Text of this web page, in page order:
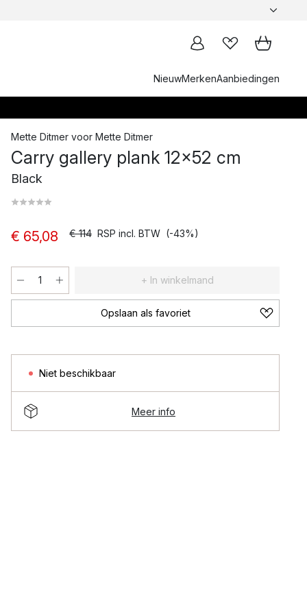
NieuwMerkenAanbiedingen
Mette Ditmer voor Mette Ditmer
Carry gallery plank 12x52 cm
Black
€ 65,08 € 114 RSP incl. BTW (-43%)
+ In winkelmand
Opslaan als favoriet
Niet beschikbaar
Meer info